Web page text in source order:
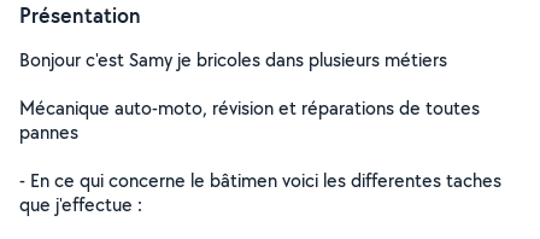
Présentation
Bonjour c'est Samy je bricoles dans plusieurs métiers
Mécanique auto-moto, révision et réparations de toutes
pannes
- En ce qui concerne le bâtimen voici les differentes taches
que j'effectue :